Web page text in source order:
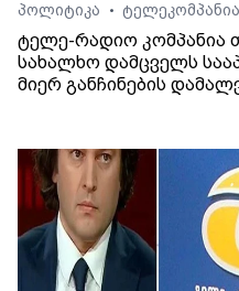
პოლიტიკა
•
ტელე-რადიო კომპანია
სახალხო დამცველს
მიერ განჩინების